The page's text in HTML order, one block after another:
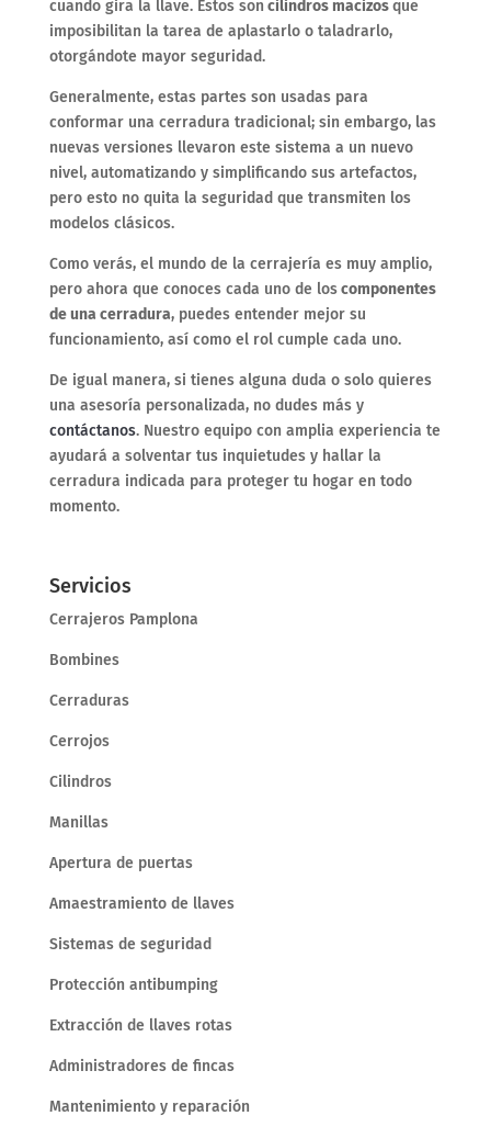
cuando gira la llave. Estos son cilindros macizosque
imposibilitan la tarea de aplastarlo o taladrarlo,
otorgándote mayor seguridad.
Generalmente, estas partes son usadas para
conformar una cerradura tradicional; sin embargo, las
nuevas versiones llevaron este sistema a un nuevo
nivel, automatizando y simplificando sus artefactos,
pero esto no quita la seguridad que transmiten los
modelos clásicos.
Como verás, el mundo de la cerrajería es muy amplio,
pero ahora que conoces cada uno de loscomponentes
de una cerradura, puedes entender mejor su
funcionamiento, así como el rol cumple cada uno.
De igual manera, si tienes alguna duda o solo quieres
una asesoría personalizada, no dudes más y
contáctanos. Nuestro equipo con amplia experiencia te
ayudará a solventar tus inquietudes y hallar la
cerradura indicada para proteger tu hogar en todo
momento.
Servicios
Cerrajeros Pamplona
Bombines
Cerraduras
Cerrojos
Cilindros
Manillas
Apertura de puertas
Amaestramiento de llaves
Sistemas de seguridad
Protección antibumping
Extracción de llaves rotas
Administradores de fincas
Mantenimiento y reparación